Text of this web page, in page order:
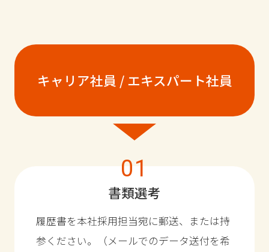
キャリア社員 / エキスパート社員
01
書類選考
履歴書を本社採用担当宛に郵送、または持
参ください。（メールでのデータ送付を希